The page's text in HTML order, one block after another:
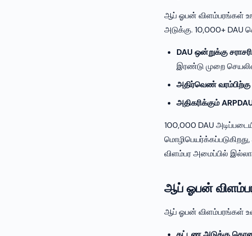
ஆப் ஓபன் விளம்பரங்கள்
அடுக்கு. 10,000+
DAU ஒன்றுக்கு
இரண்டு முறை
அதிர்வெண் வரம்பிற்கு
அதிகரிக்கும்
100,000 DAU
விளம்பர அமைப்பில்
ஆப் ஓபன்
ஆப் ஓபன் விளம்பரங்கள்